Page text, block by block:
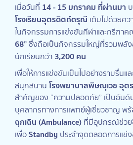
เมื่อวันที่ 14 - 15 มกราคม ที่ผ่านมา
โรงเรียนอุตรดิตถ์ดรุณี เต็มไปด้วยค
ในกิจกรรมการแข่งขันกีฬาและกรีฑาค
68”ซึ่งถือเป็นกิจกรรมใหญ่ที่รวมพลั
นักเรียนกว่า 3,200 คน
เพื่อให้การแข่งขันเป็นไปอย่างราบรื่นแ
สนุกสนานโรงพยาบาลพิษณุเวช อุต
สำคัญของ “ความปลอดภัย” เป็นอัน
บุคลากรทางการแพทย์ผู้เชี่ยวชาญ พ
ฉุกเฉิน (Ambulance) ที่มีอุปกรณ์ช่วย
เพื่อStandby ประจำจุดตลอดการแข่